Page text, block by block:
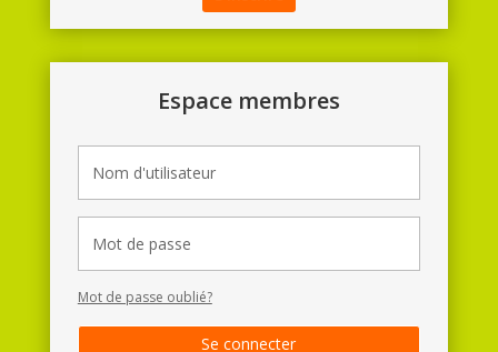
Espace membres
Mot de passe oublié?
Se connecter